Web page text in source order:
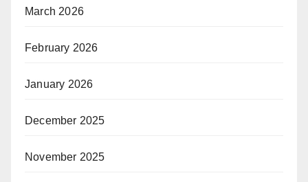
March 2026
February 2026
January 2026
December 2025
November 2025